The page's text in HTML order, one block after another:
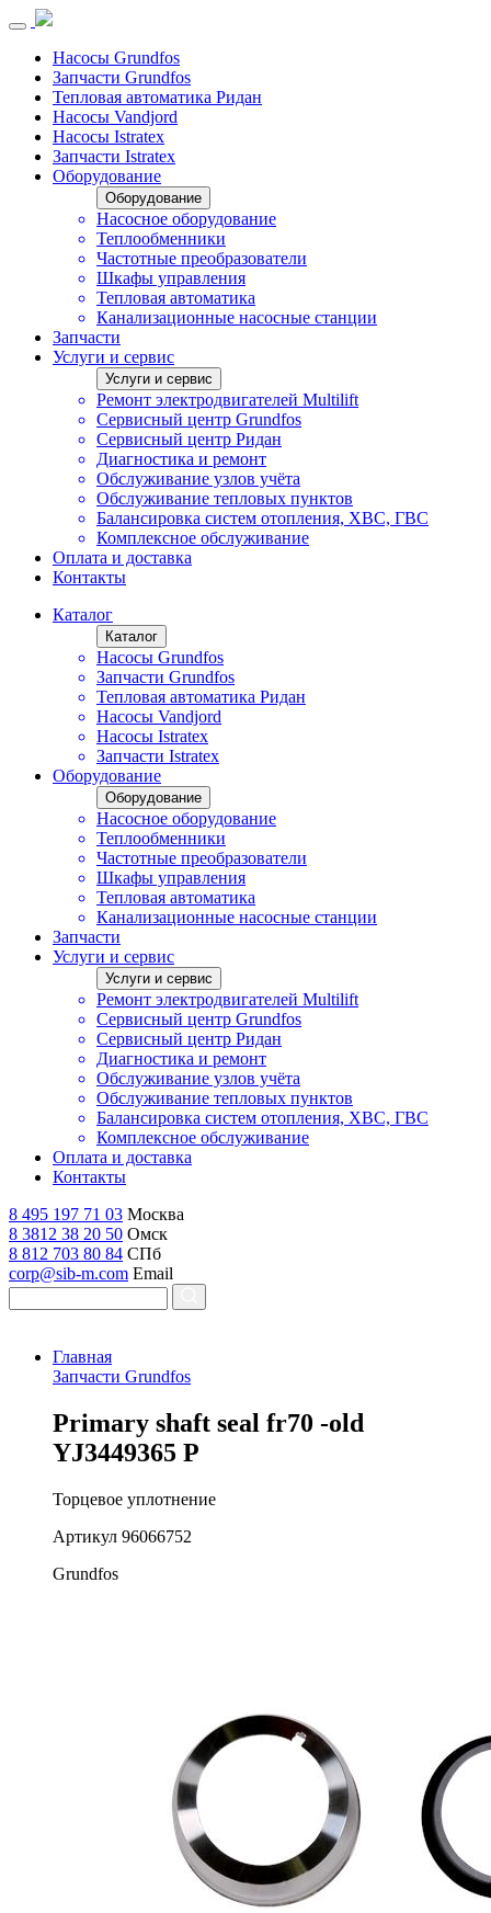
Насосы Grundfos
Запчасти Grundfos
Тепловая автоматика Ридан
Насосы Vandjord
Насосы Istratex
Запчасти Istratex
Оборудование
Оборудование
Насосное оборудование
Теплообменники
Частотные преобразователи
Шкафы управления
Тепловая автоматика
Канализационные насосные станции
Запчасти
Услуги и сервис
Услуги и сервис
Ремонт электродвигателей Multilift
Сервисный центр Grundfos
Сервисный центр Ридан
Диагностика и ремонт
Обслуживание узлов учёта
Обслуживание тепловых пунктов
Балансировка систем отопления, ХВС, ГВС
Комплексное обслуживание
Оплата и доставка
Контакты
Каталог
Каталог
Насосы Grundfos
Запчасти Grundfos
Тепловая автоматика Ридан
Насосы Vandjord
Насосы Istratex
Запчасти Istratex
Оборудование
Оборудование
Насосное оборудование
Теплообменники
Частотные преобразователи
Шкафы управления
Тепловая автоматика
Канализационные насосные станции
Запчасти
Услуги и сервис
Услуги и сервис
Ремонт электродвигателей Multilift
Сервисный центр Grundfos
Сервисный центр Ридан
Диагностика и ремонт
Обслуживание узлов учёта
Обслуживание тепловых пунктов
Балансировка систем отопления, ХВС, ГВС
Комплексное обслуживание
Оплата и доставка
Контакты
8 495 197 71 03 Москва
8 3812 38 20 50 Омск
8 812 703 80 84 СПб
corp@sib-m.com Email
Главная
Запчасти Grundfos
Primary shaft seal fr70 -old
YJ3449365 P
Торцевое уплотнение
Артикул 96066752
Grundfos